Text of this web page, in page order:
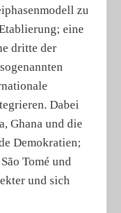
zu
eine
dritte der
Dabei
Ghana und die
Demokratien;
Tomé und
und sich